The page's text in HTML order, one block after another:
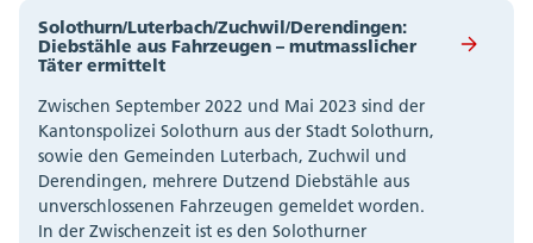
Solothurn/Luterbach/Zuchwil/Derendingen:
Diebstähle aus Fahrzeugen – mutmasslicher
Täter ermittelt
Zwischen September 2022 und Mai 2023 sind der
Kantonspolizei Solothurn aus der Stadt Solothurn,
sowie den Gemeinden Luterbach, Zuchwil und
Derendingen, mehrere Dutzend Diebstähle aus
unverschlossenen Fahrzeugen gemeldet worden.
In der Zwischenzeit ist es den Solothurner